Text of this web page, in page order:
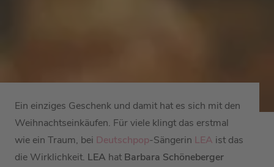
Ein einziges Geschenk und damit hat es sich mit den
Weihnachtseinkäufen. Für viele klingt das erstmal
wie ein Traum, bei Deutschpop-Sängerin LEA ist das
die Wirklichkeit. LEA hat Barbara Schöneberger